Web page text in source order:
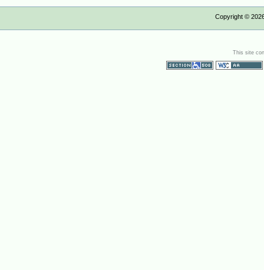
Copyright ©
This site